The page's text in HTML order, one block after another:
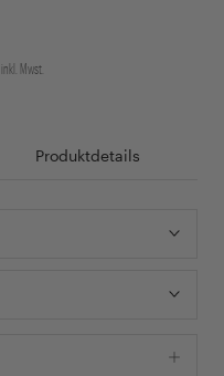
inkl. Mwst.
Produktdetails